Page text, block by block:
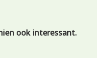
ook interessant.